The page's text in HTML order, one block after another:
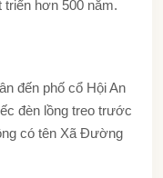
hơn 500 năm.
đến phố cổ Hội An
đèn lồng treo trước
có tên Xã Đường